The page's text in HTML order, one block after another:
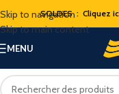
Skip to navigation
Skip to main content
SOLDES : Cliquez
MENU